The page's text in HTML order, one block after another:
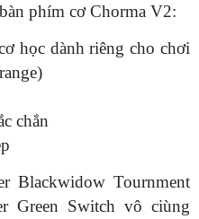
phím cơ Chorma V2:
học dành riêng cho chơi
chắn
Blackwidow Tournment
Green Switch vô ciùng